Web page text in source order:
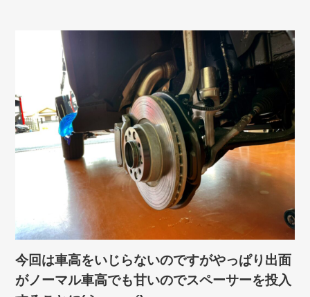
今回は車高をいじらないのですがやっぱり出面
がノーマル車高でも甘いのでスペーサーを投入